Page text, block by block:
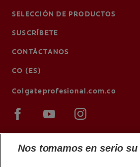
SELECCIÓN DE PRODUCTOS
SUSCRÍBETE
CONTÁCTANOS
CO (ES)
Colgateprofesional.com.co
Nos tomamos en serio